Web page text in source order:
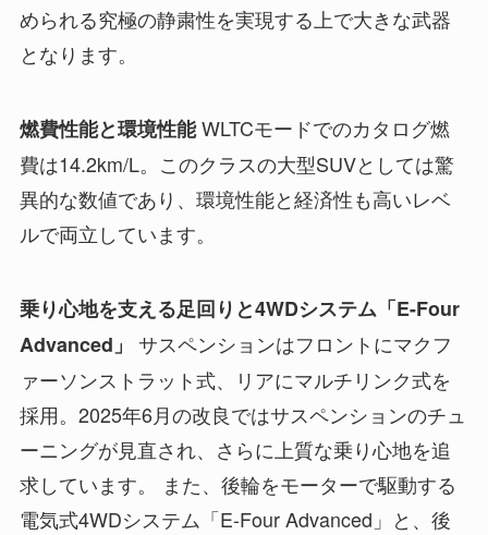
められる究極の静粛性を実現する上で大きな武器
となります。
燃費性能と環境性能WLTCモードでのカタログ燃
費は14.2km/L。このクラスの大型SUVとしては驚
異的な数値であり、環境性能と経済性も高いレベ
ルで両立しています。
乗り心地を支える足回りと4WDシステム「E-Four
Advanced」 サスペンションはフロントにマクフ
ァーソンストラット式、リアにマルチリンク式を
採用。2025年6月の改良ではサスペンションのチュ
ーニングが見直され、さらに上質な乗り心地を追
求しています。 また、後輪をモーターで駆動する
電気式4WDシステム「E-Four Advanced」と、後